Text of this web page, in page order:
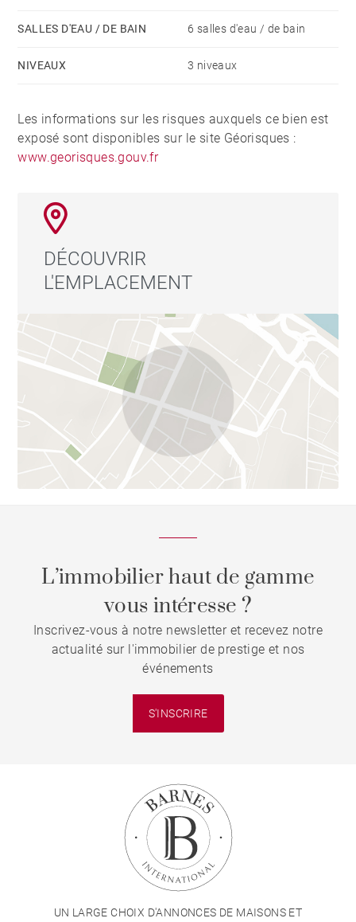
SALLES D'EAU / DE BAIN 6 salles d'eau / de bain
NIVEAUX 3 niveaux
Les informations sur les risques auxquels ce bien est
exposé sont disponibles sur le site Géorisques :
www.georisques.gouv.fr
DÉCOUVRIR
L'EMPLACEMENT
L’immobilier haut de gamme
vous intéresse ?
Inscrivez-vous à notre newsletter et recevez notre
actualité sur l'immobilier de prestige et nos
événements
S'INSCRIRE
UN LARGE CHOIX D'ANNONCES DE MAISONS ET